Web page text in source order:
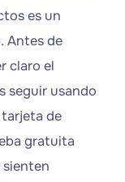
es un
Antes de
claro el
seguir usando
tarjeta de
gratuita
sienten